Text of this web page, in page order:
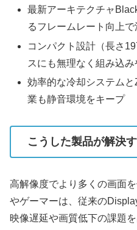
最新アーキテクチャ
るフレームレート向上
コンパクト設計（長さ
スにも無理なく組み込み
効率的な冷却システム
業も静音環境をキープ
こうした製品が解決
高解像度でより多くの画面
やゲーマーは、従来の
映像遅延や画質低下の課題を